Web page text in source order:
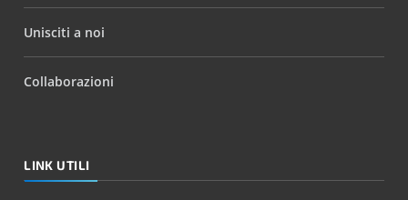
Unisciti a noi
Collaborazioni
LINK UTILI